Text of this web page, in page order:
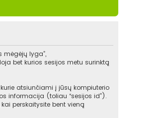
mėgėjų lyga”,
bet kurios sesijos metu surinktą
atsiunčiami į jūsų kompiuterio
informacija (toliau “sesijos id”).
perskaitysite bent vieną